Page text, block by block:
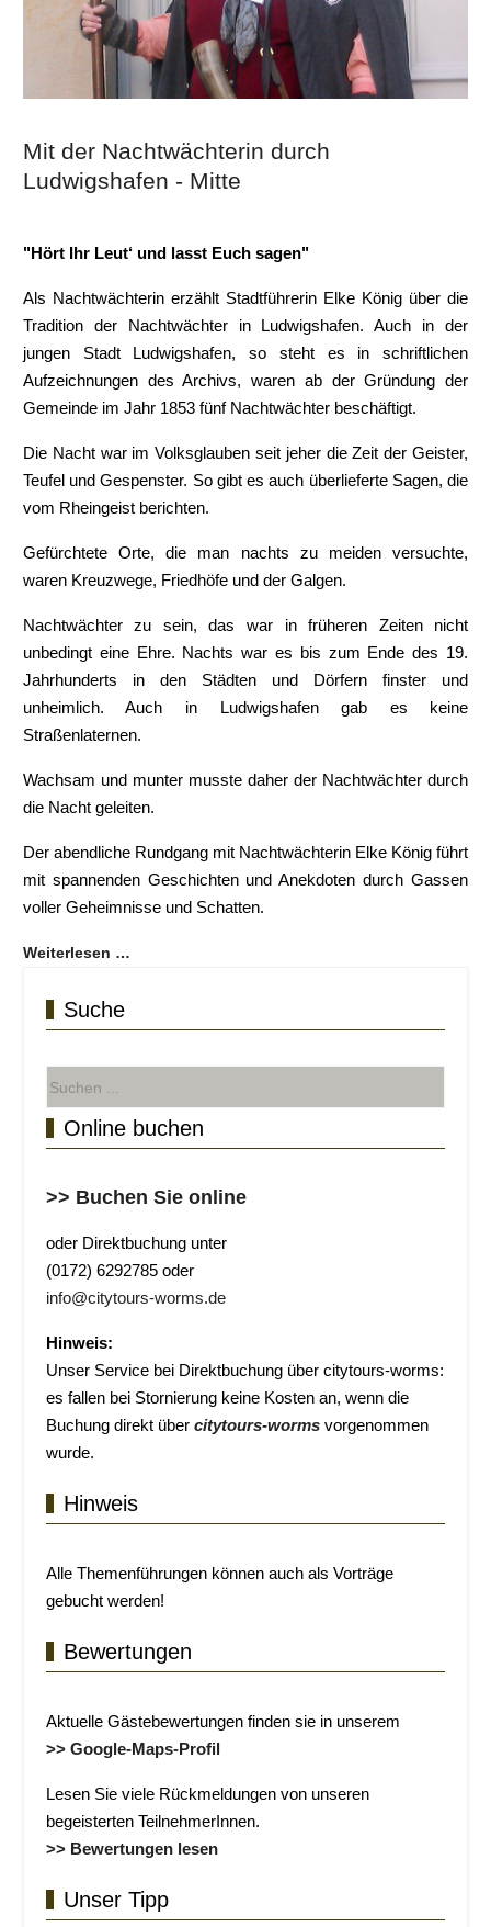
Mit der Nachtwächterin durch
Ludwigshafen - Mitte
"Hört Ihr Leut‘ und lasst Euch sagen"
Als Nachtwächterin erzählt Stadtführerin Elke König über die
Tradition der Nachtwächter in Ludwigshafen. Auch in der
jungen Stadt Ludwigshafen, so steht es in schriftlichen
Aufzeichnungen des Archivs, waren ab der Gründung der
Gemeinde im Jahr 1853 fünf Nachtwächter beschäftigt.
Die Nacht war im Volksglauben seit jeher die Zeit der Geister,
Teufel und Gespenster. So gibt es auch überlieferte Sagen, die
vom Rheingeist berichten.
Gefürchtete Orte, die man nachts zu meiden versuchte,
waren Kreuzwege, Friedhöfe und der Galgen.
Nachtwächter zu sein, das war in früheren Zeiten nicht
unbedingt eine Ehre. Nachts war es bis zum Ende des 19.
Jahrhunderts in den Städten und Dörfern finster und
unheimlich. Auch in Ludwigshafen gab es keine
Straßenlaternen.
Wachsam und munter musste daher der Nachtwächter durch
die Nacht geleiten.
Der abendliche Rundgang mit Nachtwächterin Elke König führt
mit spannenden Geschichten und Anekdoten durch Gassen
voller Geheimnisse und Schatten.
Weiterlesen …
Suche
Online buchen
>> Buchen Sie online
oder Direktbuchung unter
(0172) 6292785 oder
info@citytours-worms.de
Hinweis:
Unser Service bei Direktbuchung über citytours-worms:
es fallen bei Stornierung keine Kosten an, wenn die
Buchung direkt über citytours-wormsvorgenommen
wurde.
Hinweis
Alle Themenführungen können auch als Vorträge
gebucht werden!
Bewertungen
Aktuelle Gästebewertungen finden sie in unserem
>> Google-Maps-Profil
Lesen Sie viele Rückmeldungen von unseren
begeisterten TeilnehmerInnen.
>> Bewertungen lesen
Unser Tipp